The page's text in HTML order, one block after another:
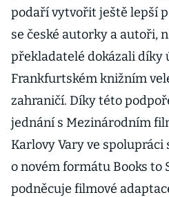
podaří vytvořit ještě lepší
se české autorky a autoři,
překladatelé dokázali díky
Frankfurtském knižním
zahraničí. Díky této
jednání s Mezinárodním
Karlovy Vary ve spolupráci
o novém formátu Books to
podněcuje filmové